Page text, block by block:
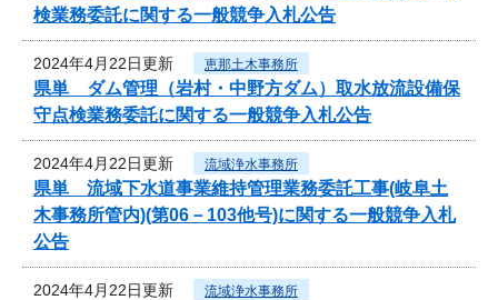
検業務委託に関する一般競争入札公告
2024年4月22日更新 恵那土木事務所
県単 ダム管理（岩村・中野方ダム）取水放流設備保
守点検業務委託に関する一般競争入札公告
2024年4月22日更新 流域浄水事務所
県単 流域下水道事業維持管理業務委託工事(岐阜土
木事務所管内)(第06－103他号)に関する一般競争入札
公告
2024年4月22日更新 流域浄水事務所